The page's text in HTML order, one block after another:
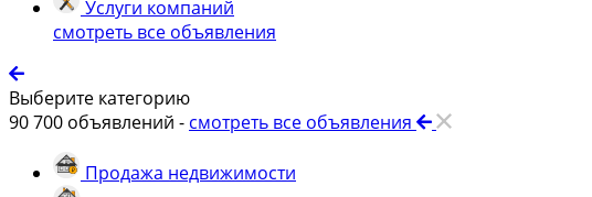
Услуги компаний
смотреть все объявления
Выберите категорию
90 700 объявлений - смотреть все объявления
Продажа недвижимости